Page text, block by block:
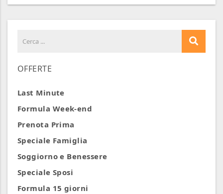
OFFERTE
Last Minute
Formula Week-end
Prenota Prima
Speciale Famiglia
Soggiorno e Benessere
Speciale Sposi
Formula 15 giorni